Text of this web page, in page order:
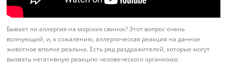
Бывает ли аллергия на морских свинок? Этот вопрос очень
волнующий, и, к сожалению, аллергическая реакция на данное
животное вполне реальна. Есть ряд раздражителей, которые могут
вызвать негативную реакцию человеческого организма: